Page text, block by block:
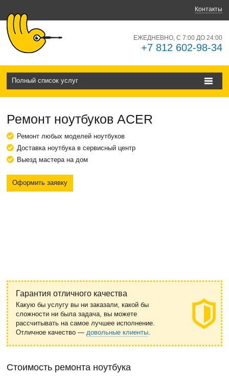
Контакты
ЕЖЕДНЕВНО, С 7:00 ДО 24:00
+7 812 602-98-34
Полный список услуг
Ремонт ноутбуков ACER
Ремонт любых моделей ноутбуков
Доставка ноутбука в сервисный центр
Выезд мастера на дом
Оформить заявку
Гарантия отличного качества
Какую бы услугу вы ни заказали, какой бы
сложности ни была задача, вы можете
рассчитывать на самое лучшее исполнение.
Отличное качество —довольные клиенты.
Стоимость ремонта ноутбука